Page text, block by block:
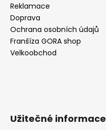
Reklamace
Doprava
Ochrana osobních údajů
Franšíza GORA shop
Velkoobchod
Užitečné informace